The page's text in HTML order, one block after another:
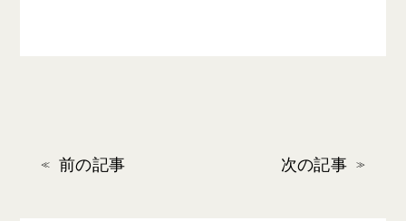
前の記事 次の記事